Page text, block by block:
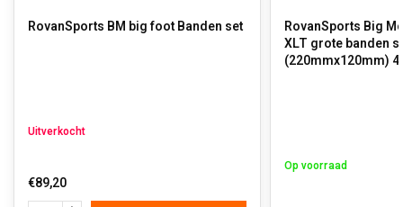
RovanSports BM big foot Banden set
Uitverkocht
€89,20
RovanSports Big
XLT grote banden
(220mmx120mm)
Op voorraad